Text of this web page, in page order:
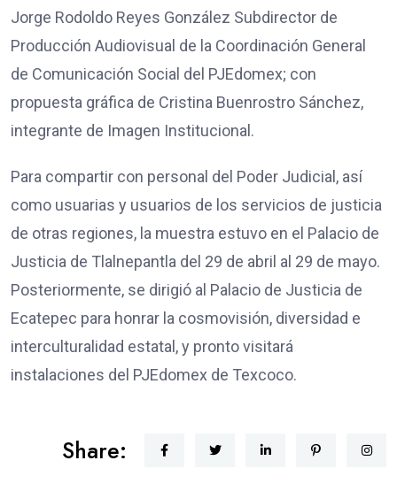
Jorge Rodoldo Reyes González Subdirector de
Producción Audiovisual de la Coordinación General
de Comunicación Social del PJEdomex; con
propuesta gráfica de Cristina Buenrostro Sánchez,
integrante de Imagen Institucional.
Para compartir con personal del Poder Judicial, así
como usuarias y usuarios de los servicios de justicia
de otras regiones, la muestra estuvo en el Palacio de
Justicia de Tlalnepantla del 29 de abril al 29 de mayo.
Posteriormente, se dirigió al Palacio de Justicia de
Ecatepec para honrar la cosmovisión, diversidad e
interculturalidad estatal, y pronto visitará
instalaciones del PJEdomex de Texcoco.
Share: